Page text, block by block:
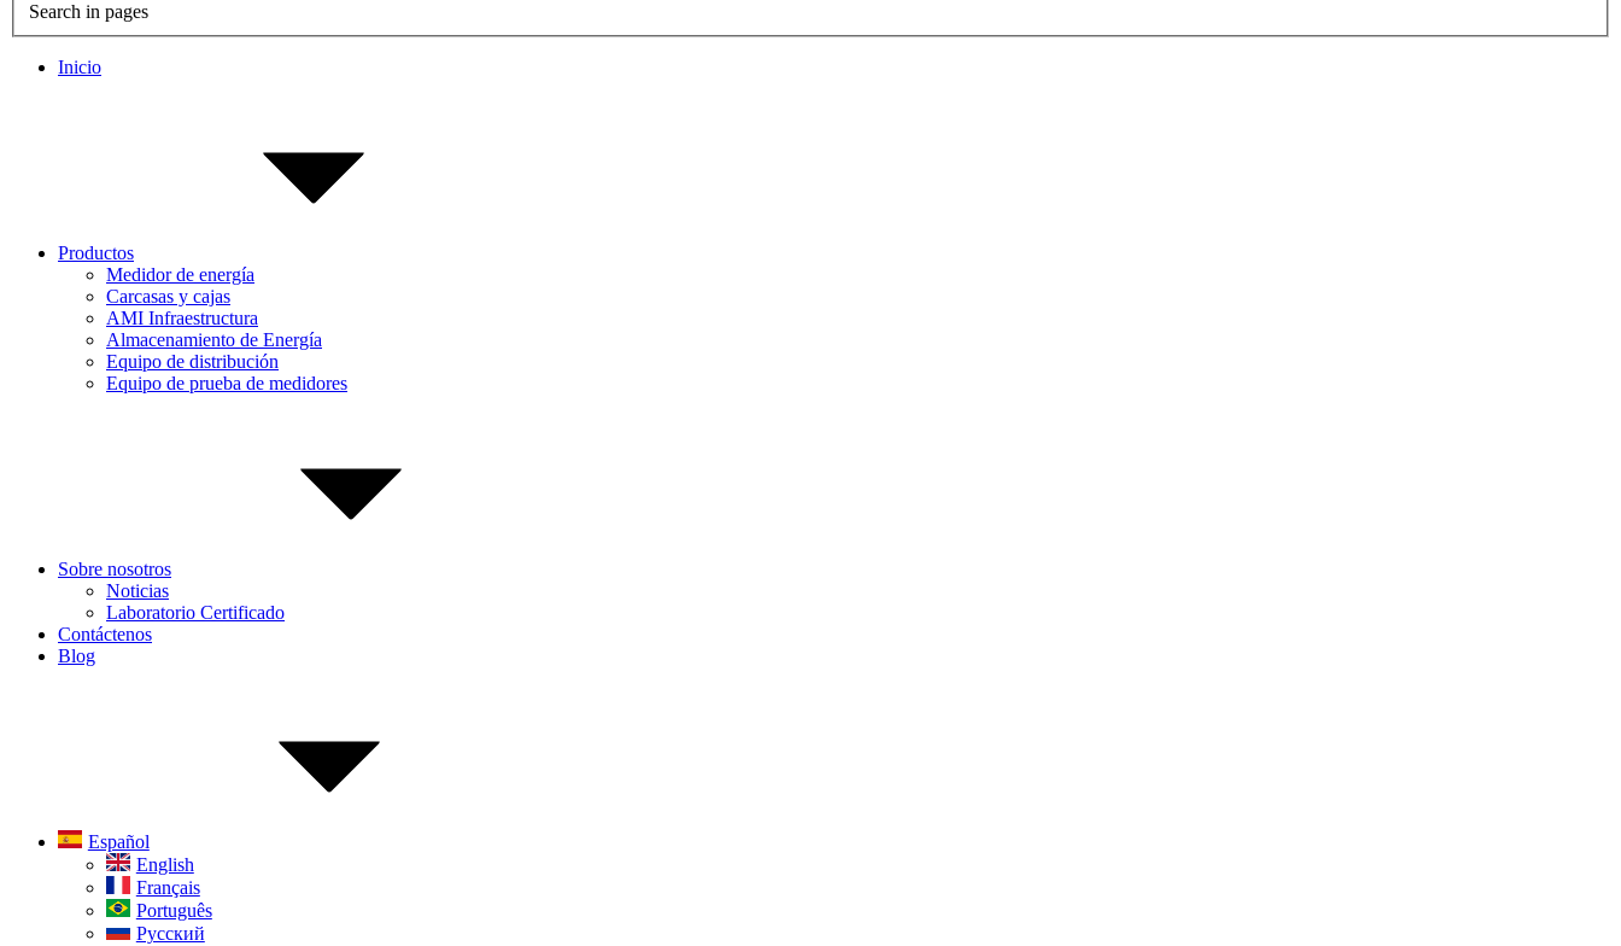
Search in pages
Inicio
Productos
Medidor de energía
Carcasas y cajas
AMI Infraestructura
Almacenamiento de Energía
Equipo de distribución
Equipo de prueba de medidores
Sobre nosotros
Noticias
Laboratorio Certificado
Contáctenos
Blog
Español
English
Français
Português
Русский